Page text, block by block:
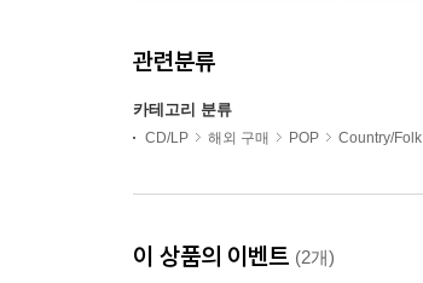
관련분류
카테고리 분류
CD/LP 해외 구매 POP Country/Folk
이 상품의 이벤트 (2개)